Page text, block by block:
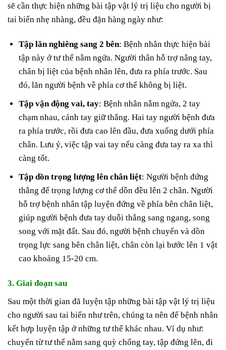
sẽ cần thực hiện những bài tập vật lý trị liệu cho người bị
tai biến nhẹ nhàng, đều đặn hàng ngày như:
Tập lăn nghiêng sang 2 bên: Bệnh nhân thực hiện bài
tập này ở tư thế nằm ngửa. Người thân hỗ trợ nâng tay,
chân bị liệt của bệnh nhân lên, đưa ra phía trước. Sau
đó, lăn người bệnh về phía cơ thể không bị liệt.
Tập vận động vai, tay: Bệnh nhân nằm ngửa, 2 tay
chạm nhau, cánh tay giữ thẳng. Hai tay người bệnh đưa
ra phía trước, rồi đưa cao lên đầu, đưa xuống dưới phía
chân. Lưu ý, việc tập vai tay nếu càng đưa tay ra xa thì
càng tốt.
Tập dồn trọng lượng lên chân liệt: Người bệnh đứng
thẳng để trọng lượng cơ thể dồn đều lên 2 chân. Người
hỗ trợ bệnh nhân tập luyện đứng về phía bên chân liệt,
giúp người bệnh đưa tay duỗi thẳng sang ngang, song
song với mặt đất. Sau đó, người bệnh chuyển và dồn
trọng lực sang bên chân liệt, chân còn lại bước lên 1 vật
cao khoảng 15-20 cm.
3. Giai đoạn sau
Sau một thời gian đã luyện tập những bài tập vật lý trị liệu
cho người sau tai biến như trên, chúng ta nên để bệnh nhân
kết hợp luyện tập ở những tư thế khác nhau. Ví dụ như:
chuyển từ tư thế nằm sang quỳ chống tay, tập đứng lên, đi